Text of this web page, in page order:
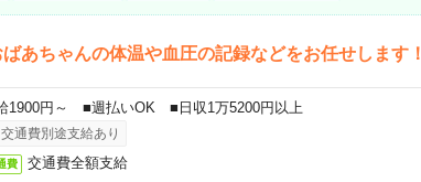
あちゃんの体温や血圧の記録などをお任せします！
1900円～ ■週払いOK ■日収1万5200円以上
交通費別途支給あり
費 交通費全額支給